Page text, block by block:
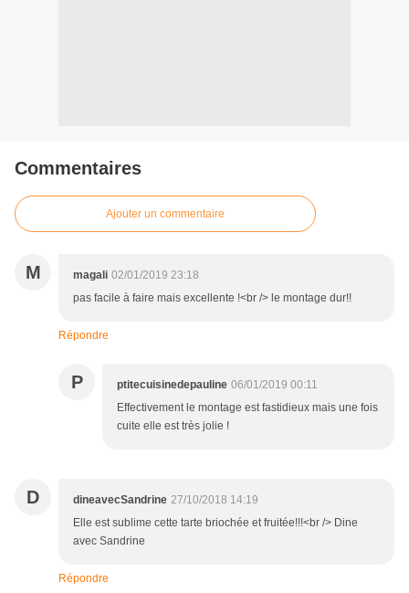
Commentaires
Ajouter un commentaire
M magali 02/01/2019 23:18
pas facile à faire mais excellente !<br /> le montage dur!!
Répondre
P ptitecuisinedepauline 06/01/2019 00:11
Effectivement le montage est fastidieux mais une fois
cuite elle est très jolie !
D dineavecSandrine 27/10/2018 14:19
Elle est sublime cette tarte briochée et fruitée!!!<br /> Dine
avec Sandrine
Répondre